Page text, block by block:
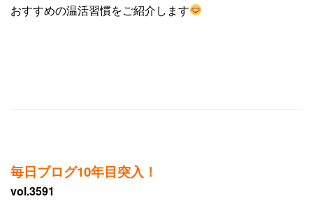
おすすめの温活習慣をご紹介します
毎日ブログ10年目突入！
vol.3591